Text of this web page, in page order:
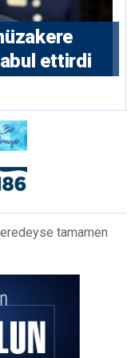
ettirdi
tamamen